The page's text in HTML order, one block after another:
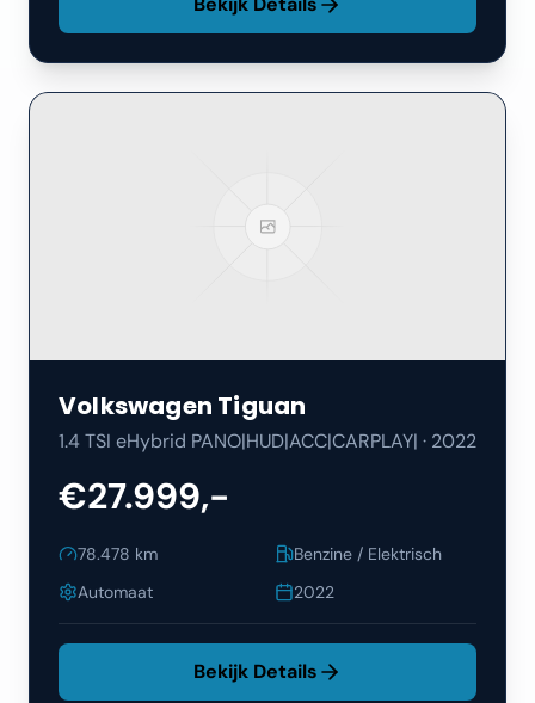
Volkswagen Tiguan
1.4 TSI eHybrid PANO|HUD|ACC|CARPLAY| · 2022
€27.999,-
78.478 km
Benzine / Elektrisch
Automaat
2022
Bekijk Details